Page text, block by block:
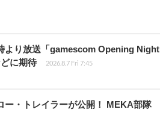
より放送「gamescom Opening Night
に期待
2026.8.7 Fri 7:45
ー・トレイラーが公開！ MEKA部隊